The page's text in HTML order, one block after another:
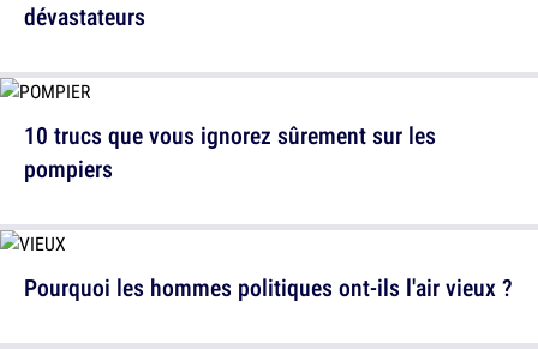
dévastateurs
Pourquoi les hommes politiques ont-ils l'air vieux ?
10 trucs que vous ignorez sûrement sur les
pompiers